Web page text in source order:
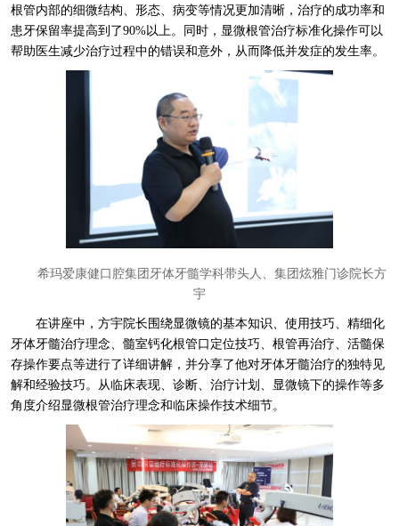
根管内部的细微结构、形态、病变等情况更加清晰，治疗的成功率和
患牙保留率提高到了90%以上。同时，显微根管治疗标准化操作可以
帮助医生减少治疗过程中的错误和意外，从而降低并发症的发生率。
希玛爱康健口腔集团牙体牙髓学科带头人、集团炫雅门诊院长方
宇
在讲座中，方宇院长围绕显微镜的基本知识、使用技巧、精细化
牙体牙髓治疗理念、髓室钙化根管口定位技巧、根管再治疗、活髓保
存操作要点等进行了详细讲解，并分享了他对牙体牙髓治疗的独特见
解和经验技巧。从临床表现、诊断、治疗计划、显微镜下的操作等多
角度介绍显微根管治疗理念和临床操作技术细节。